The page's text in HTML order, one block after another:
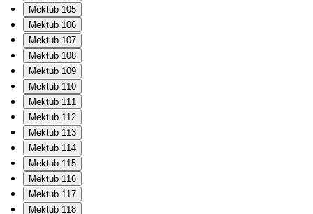
Mektub 105
Mektub 106
Mektub 107
Mektub 108
Mektub 109
Mektub 110
Mektub 111
Mektub 112
Mektub 113
Mektub 114
Mektub 115
Mektub 116
Mektub 117
Mektub 118